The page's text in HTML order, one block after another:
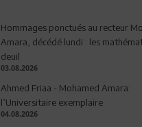
Hommages ponctués au recteur
Amara, décédé lundi : les
deuil
03.08.2026
Ahmed Friaa - Mohamed Amara:
l’Universitaire exemplaire
04.08.2026